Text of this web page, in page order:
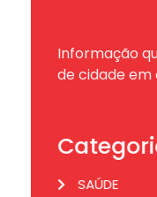
Informação
de cidade em
SAÚDE